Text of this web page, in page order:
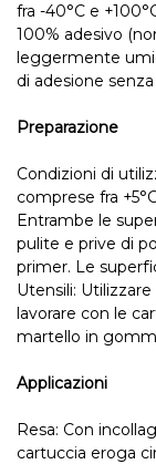
fra -40°C e
100% adesivo
leggermente
di adesione
Preparazione
Condizioni di
comprese fra
Entrambe le
pulite e prive di
primer. Le
Utensili:
lavorare con le
martello in
Applicazioni
Resa: Con
cartuccia eroga